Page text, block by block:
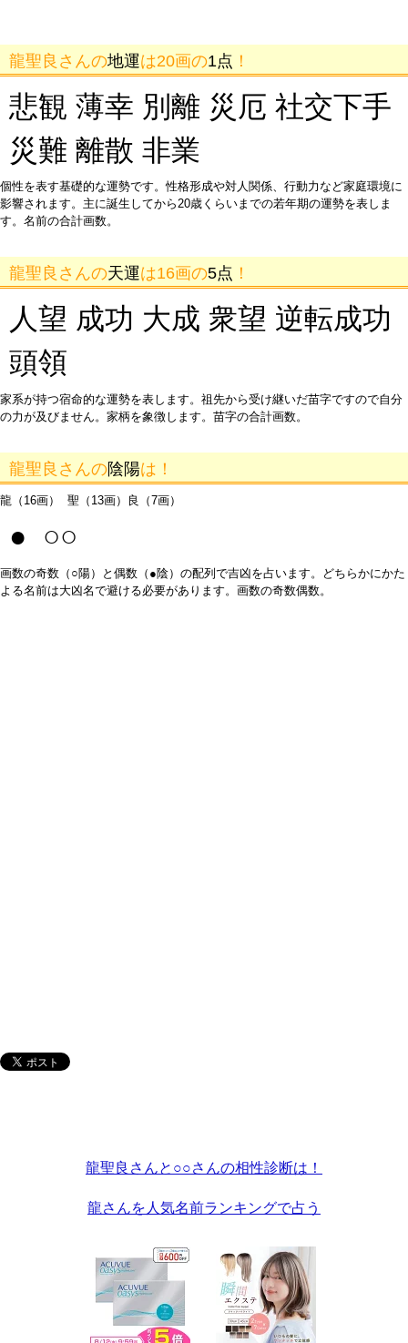
龍聖良さんの地運は20画の1点 ！
悲観 薄幸 別離 災厄 社交下手
災難 離散 非業
個性を表す基礎的な運勢です。性格形成や対人関係、行動力など家庭環境に
影響されます。主に誕生してから20歳くらいまでの若年期の運勢を表しま
す。名前の合計画数。
龍聖良さんの天運は16画の5点 ！
人望 成功 大成 衆望 逆転成功
頭領
家系が持つ宿命的な運勢を表します。祖先から受け継いだ苗字ですので自分
の力が及びません。家柄を象徴します。苗字の合計画数。
龍聖良さんの陰陽は！
龍（16画） 聖（13画）良（7画）
● ○○
画数の奇数（○陽）と偶数（●陰）の配列で吉凶を占います。どちらかにかた
よる名前は大凶名で避ける必要があります。画数の奇数偶数。
龍聖良さんと○○さんの相性診断は！
龍さんを人気名前ランキングで占う